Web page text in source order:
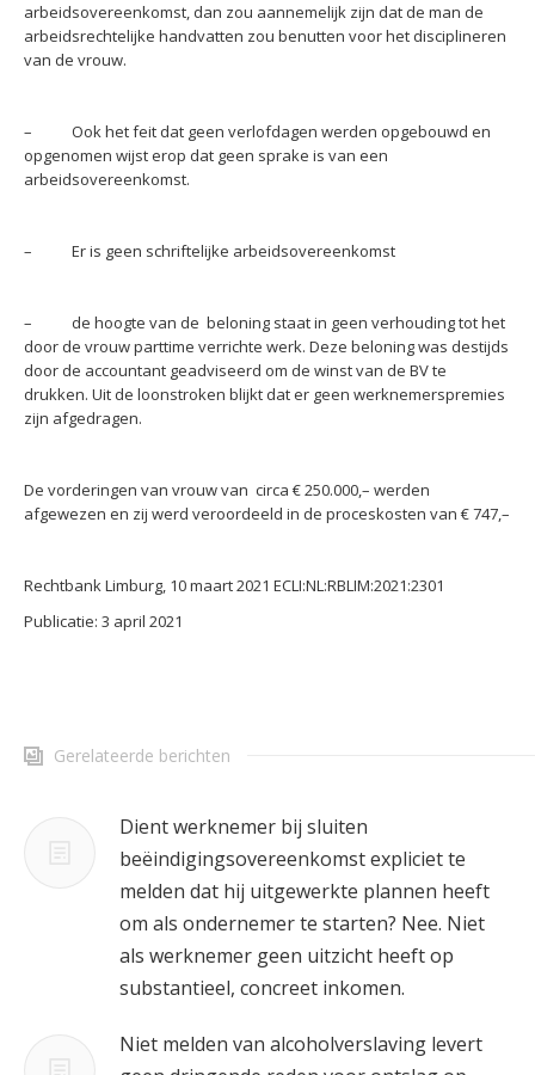
arbeidsovereenkomst, dan zou aannemelijk zijn dat de man de
arbeidsrechtelijke handvatten zou benutten voor het disciplineren
van de vrouw.
– Ook het feit dat geen verlofdagen werden opgebouwd en
opgenomen wijst erop dat geen sprake is van een
arbeidsovereenkomst.
– Er is geen schriftelijke arbeidsovereenkomst
– de hoogte van de beloning staat in geen verhouding tot het
door de vrouw parttime verrichte werk. Deze beloning was destijds
door de accountant geadviseerd om de winst van de BV te
drukken. Uit de loonstroken blijkt dat er geen werknemerspremies
zijn afgedragen.
De vorderingen van vrouw van circa € 250.000,– werden
afgewezen en zij werd veroordeeld in de proceskosten van € 747,–
Rechtbank Limburg, 10 maart 2021 ECLI:NL:RBLIM:2021:2301
Publicatie: 3 april 2021
Gerelateerde berichten
Dient werknemer bij sluiten
beëindigingsovereenkomst expliciet te
melden dat hij uitgewerkte plannen heeft
om als ondernemer te starten? Nee. Niet
als werknemer geen uitzicht heeft op
substantieel, concreet inkomen.
Niet melden van alcoholverslaving levert